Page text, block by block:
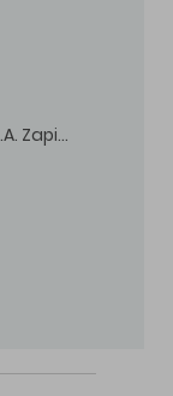
Trwa skup akcji Spółki BIOMAXIMA S.A. Zapisy do 4 sierpnia 2026 r. do godz. 16.00.